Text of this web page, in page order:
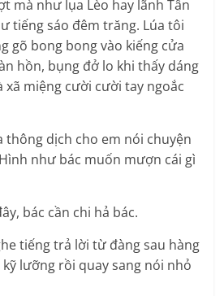
mà như lụa Lèo hay lãnh Tân
tiếng sáo đêm trăng. Lúa tôi
gõ bong bong vào kiếng cửa
hồn, bụng đở lo khi thấy dáng
xã miệng cười cười tay ngoắc
thông dịch cho em nói chuyện
như bác muốn mượn cái gì
bác cần chi hả bác.
tiếng trả lời từ đàng sau hàng
lưỡng rồi quay sang nói nhỏ